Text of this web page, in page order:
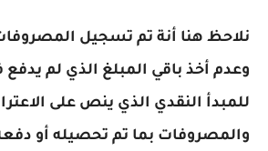
نلاحظ هنا أنة تم تسجيل
وعدم أخذ باقي المبلغ الذي لم يدفع
للمبدأ النقدي الذي ينص على
والمصروفات بما تم تحصيله أو